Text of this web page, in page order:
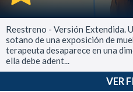
Reestreno - Versión Extendida.
sotano de una exposición de
terapeuta desaparece en una
ella debe adent...
VER